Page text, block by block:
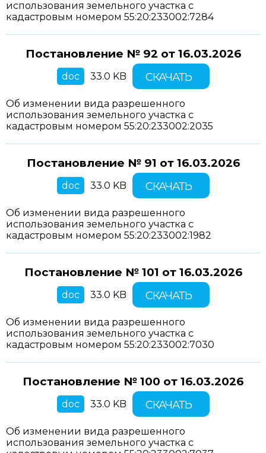
использования земельного участка с
кадастровым номером 55:20:233002:7284
Постановление № 92 от 16.03.2026
doc 33.0 KB СКАЧАТЬ
Об изменении вида разрешенного
использования земельного участка с
кадастровым номером 55:20:233002:2035
Постановление № 91 от 16.03.2026
doc 33.0 KB СКАЧАТЬ
Об изменении вида разрешенного
использования земельного участка с
кадастровым номером 55:20:233002:1982
Постановление № 101 от 16.03.2026
doc 33.0 KB СКАЧАТЬ
Об изменении вида разрешенного
использования земельного участка с
кадастровым номером 55:20:233002:7030
Постановление № 100 от 16.03.2026
doc 33.0 KB СКАЧАТЬ
Об изменении вида разрешенного
использования земельного участка с